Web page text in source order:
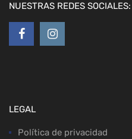
NUESTRAS REDES SOCIALES:
LEGAL
Política de privacidad